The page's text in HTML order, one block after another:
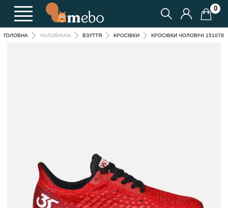
0
ГОЛОВНА ЧОЛОВІКАМ ВЗУТТЯ КРОСІВКИ КРОСІВКИ ЧОЛОВІЧІ 151078